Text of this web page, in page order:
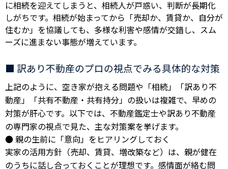
に相続を迎えてしまうと、相続人が戸惑い、判断が長期化
しがちです。相続が始まってから「売却か、賃貸か、自分が
住むか」を協議しても、多様な利害や感情が交錯し、スム
ーズに進まない事態が増えています。
■ 訳あり不動産のプロの視点でみる具体的な対策
上記のように、空き家が抱える問題や「相続」「訳あり不
動産」「共有不動産・共有持分」の扱いは複雑で、早めの
対策が肝心です。以下では、不動産鑑定士や訳あり不動産
の専門家の視点で見た、主な対策案を挙げます。
● 親の生前に「意向」をヒアリングしておく
実家の活用方針（売却、賃貸、増改築など）は、親が健在
のうちに話し合っておくことが理想です。感情面が絡む問